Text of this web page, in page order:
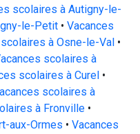
scolaires à Autigny-le-
le-Petit • Vacances
à Osne-le-Val •
scolaires à
scolaires à Curel •
scolaires à
à Fronville •
aux-Ormes • Vacances